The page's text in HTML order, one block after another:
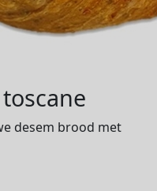
desem brood met